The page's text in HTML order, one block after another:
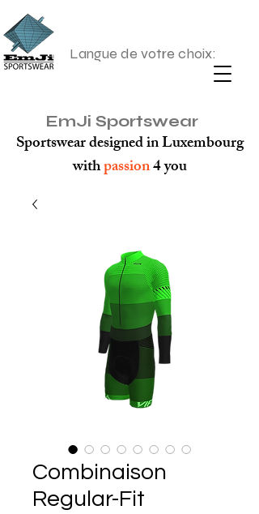
Langue de votre choix:
EmJi Sportswear
Sportswear designed in Luxembourg
withpassion4 you
Combinaison
Regular-Fit